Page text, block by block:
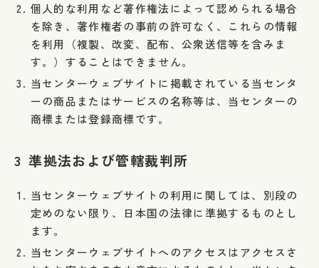
個人的な利用など著作権法によって認められる場合
を除き、著作権者の事前の許可なく、これらの情報
を利用（複製、改変、配布、公衆送信等を含みま
す。）することはできません。
当センターウェブサイトに掲載されている当センタ
ーの商品またはサービスの名称等は、当センターの
商標または登録商標です。
3 準拠法および管轄裁判所
当センターウェブサイトの利用に関しては、別段の
定めのない限り、日本国の法律に準拠するものとし
ます。
当センターウェブサイトへのアクセスはアクセスさ